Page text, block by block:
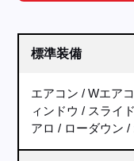
標準装備
エアコン Wエア
ィンドウ
スライ
アロ
ローダウン